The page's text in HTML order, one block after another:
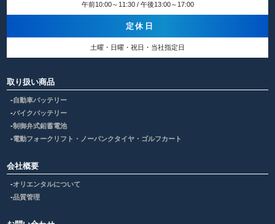
午前10:00～11:30 / 午後13:00～17:00
定休日
土曜・日曜・祝日・当社指定日
取り扱い商品
自動車バッテリー
バイクバッテリー
制御弁式鉛蓄電池
電動フォークリフト・ノーパンクタイヤ・ゴルフカート
会社概要
オリエンタルについて
品質管理